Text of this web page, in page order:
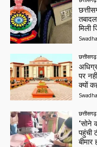
मिली
Swadha
छत्तीसगढ़
पर
क्यों
Swadha
छत्तीसगढ़
‘सोने
पहुंची